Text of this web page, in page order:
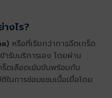
งไร?
หรือที่เรียกว่าการฉีดเกร็ด
รับบริการเอง โดยผ่าน
ร็ดเลือดเข้มข้นพร้อมกับ
นการซ่อมแซมเนื้อเยื่อโดย